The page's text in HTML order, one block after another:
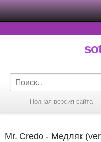
Полная версия сайта
Mr. Credo - Медляк